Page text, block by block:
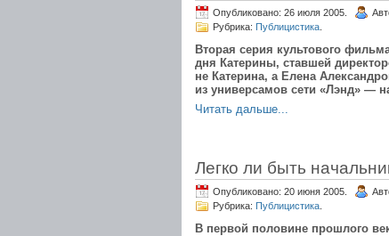
Опубликовано: 26 июля 2005.
Рубрика: Публицистика
Вторая серия культового
дня Катерины, ставшей
не Катерина, а Елена
из универсамов сети «Лэнд» —
Читать дальше...
Легко ли быть
Опубликовано: 20 июня 2005.
Рубрика: Публицистика
В первой половине прошлого